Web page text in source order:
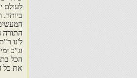
לעולם
התורה
ל'נו
וג"כ
הכל
את כל